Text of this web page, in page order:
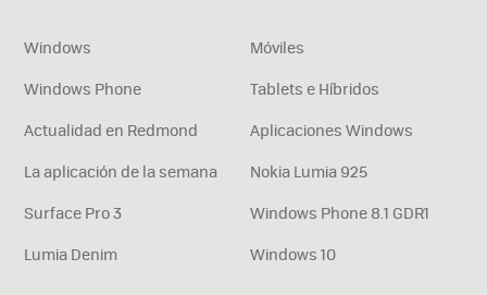
Windows
Móviles
Windows Phone
Tablets e Híbridos
Actualidad en Redmond
Aplicaciones Windows
La aplicación de la semana
Nokia Lumia 925
Surface Pro 3
Windows Phone 8.1 GDR1
Lumia Denim
Windows 10